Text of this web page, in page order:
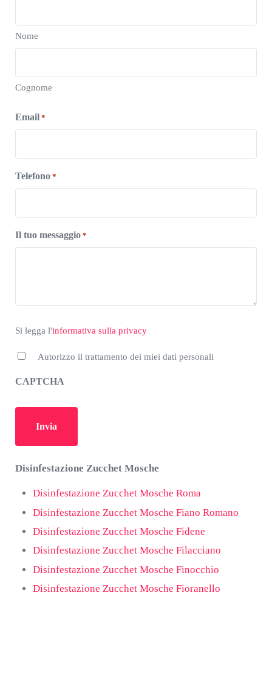
Nome
Cognome
Email *
Telefono *
Il tuo messaggio *
Si legga l'informativa sulla privacy
Autorizzo il trattamento dei miei dati personali
CAPTCHA
Disinfestazione Zucchet Mosche
Disinfestazione Zucchet Mosche Roma
Disinfestazione Zucchet Mosche Fiano Romano
Disinfestazione Zucchet Mosche Fidene
Disinfestazione Zucchet Mosche Filacciano
Disinfestazione Zucchet Mosche Finocchio
Disinfestazione Zucchet Mosche Fioranello